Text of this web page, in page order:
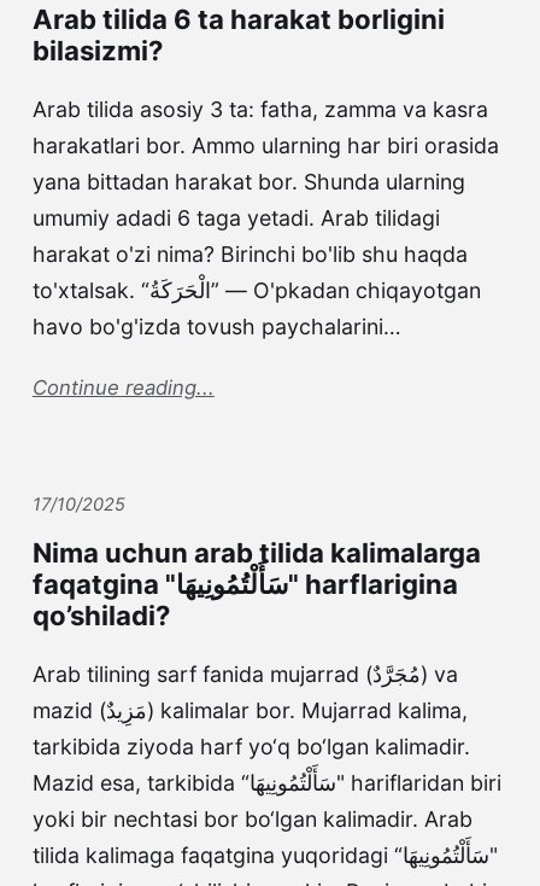
Arab tilida 6 ta harakat borligini
bilasizmi?
Arab tilida asosiy 3 ta: fatha, zamma va kasra
harakatlari bor. Ammo ularning har biri orasida
yana bittadan harakat bor. Shunda ularning
umumiy adadi 6 taga yetadi. Arab tilidagi
harakat o'zi nima? Birinchi bo'lib shu haqda
to'xtalsak. “الْحَرَكَةُ” — O'pkadan chiqayotgan
havo bo'g'izda tovush paychalarini…
Continue reading...
17/10/2025
Nima uchun arab tilida kalimalarga
faqatgina "سَأَلْتُمُونِيهَا" harflarigina
qo’shiladi?
Arab tilining sarf fanida mujarrad (مُجَرَّدٌ) va
mazid (مَزِيدٌ) kalimalar bor. Mujarrad kalima,
tarkibida ziyoda harf yo‘q bo‘lgan kalimadir.
Mazid esa, tarkibida “سَأَلْتُمُونِيهَا" hariflaridan biri
yoki bir nechtasi bor bo‘lgan kalimadir. Arab
tilida kalimaga faqatgina yuqoridagi “سَأَلْتُمُونِيهَا"